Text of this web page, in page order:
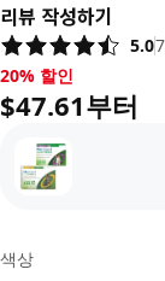
리뷰 작성하기
5.0
20% 할인,
20% 할인
$47.61부터
색상